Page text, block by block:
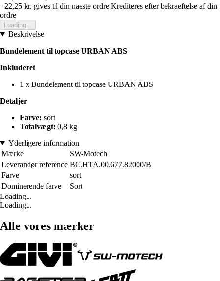
+22,25 kr. gives til din naeste ordre Krediteres efter bekraeftelse af din
ordre
Loading...
Beskrivelse
Bundelement til topcase URBAN ABS
Inkluderet
1 x Bundelement til topcase URBAN ABS
Detaljer
Farve: sort
Totalvægt: 0,8 kg
Yderligere information
Mærke
SW-Motech
Leverandør reference BC.HTA.00.677.82000/B
Farve
sort
Dominerende farve
Sort
Loading...
Loading...
Alle vores mærker